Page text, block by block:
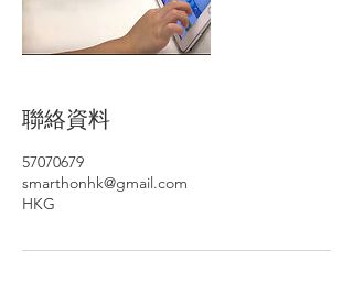
聯絡資料
57070679
smarthonhk@gmail.com
HKG